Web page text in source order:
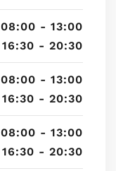
08:00 - 13:00
16:30 - 20:30
08:00 - 13:00
16:30 - 20:30
08:00 - 13:00
16:30 - 20:30